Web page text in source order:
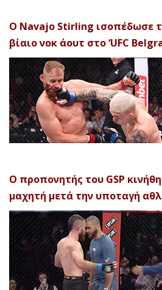
Ο Navajo Stirling ισοπέδωσε
βίαιο νοκ άουτ στο ‘UFC
Ο προπονητής του GSP
μαχητή μετά την υποταγή